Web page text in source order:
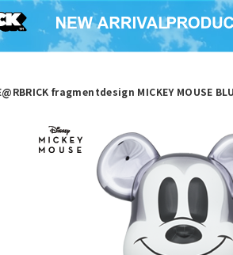
fragmentdesign MICKEY MOUSE